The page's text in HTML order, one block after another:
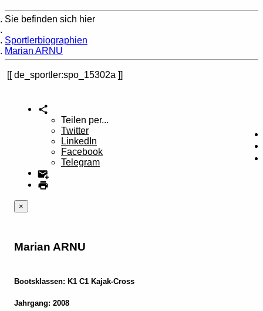
Sie befinden sich hier
Sportlerbiographien
Marian ARNU
de_sportler:spo_15302a
Teilen per...
Twitter
LinkedIn
Facebook
Telegram
×
Marian ARNU
Bootsklassen: K1 C1 Kajak-Cross
Jahrgang: 2008